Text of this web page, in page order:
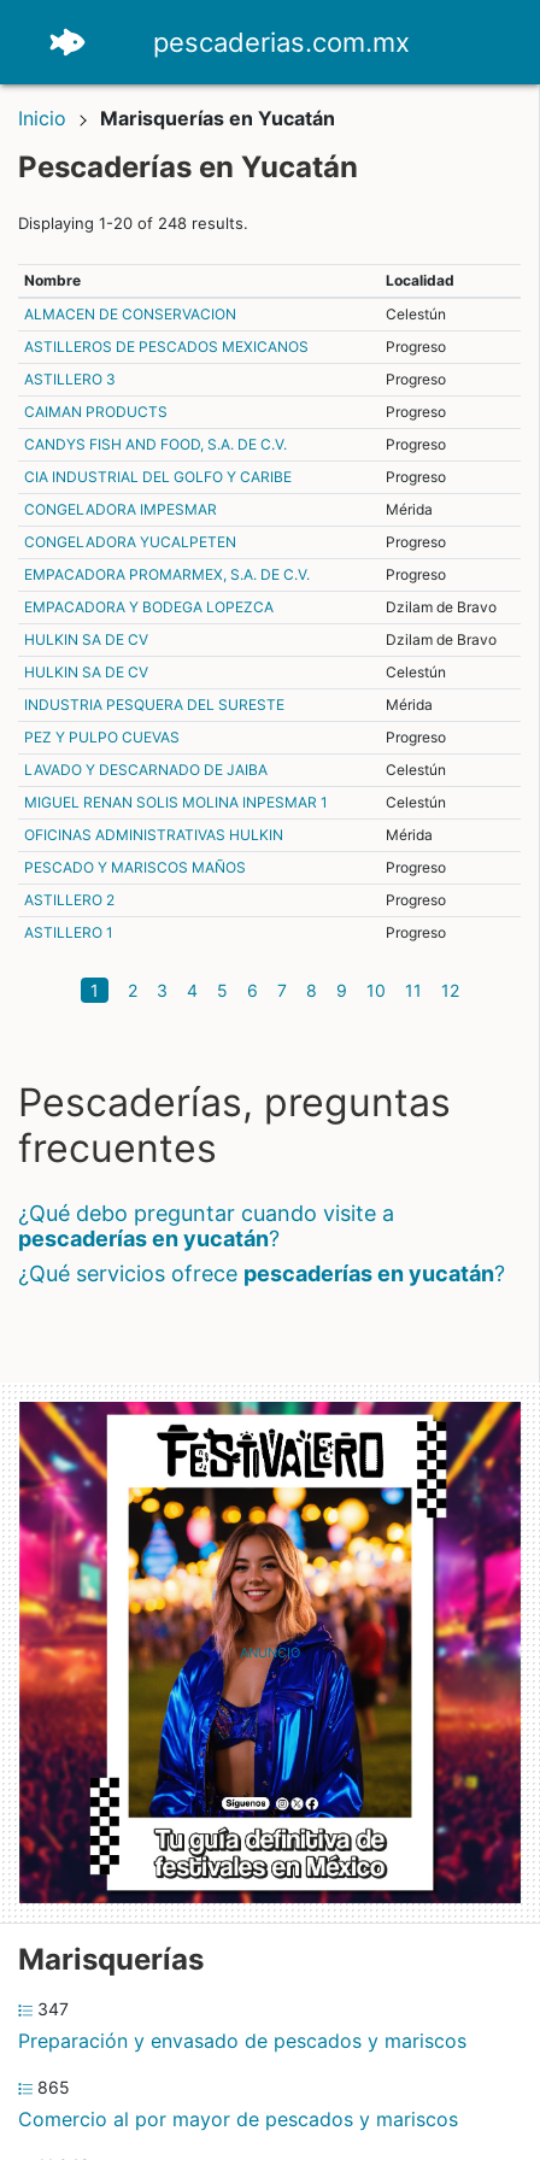
pescaderias.com.mx
Inicio Marisquerías en Yucatán
Pescaderías en Yucatán
Displaying 1-20 of 248 results.
Nombre
Localidad
ALMACEN DE CONSERVACION
Celestún
ASTILLEROS DE PESCADOS MEXICANOS
Progreso
ASTILLERO 3
Progreso
CAIMAN PRODUCTS
Progreso
CANDYS FISH AND FOOD, S.A. DE C.V.
Progreso
CIA INDUSTRIAL DEL GOLFO Y CARIBE
Progreso
CONGELADORA IMPESMAR
Mérida
CONGELADORA YUCALPETEN
Progreso
EMPACADORA PROMARMEX, S.A. DE C.V.
Progreso
EMPACADORA Y BODEGA LOPEZCA
Dzilam de Bravo
HULKIN SA DE CV
Dzilam de Bravo
HULKIN SA DE CV
Celestún
INDUSTRIA PESQUERA DEL SURESTE
Mérida
PEZ Y PULPO CUEVAS
Progreso
LAVADO Y DESCARNADO DE JAIBA
Celestún
MIGUEL RENAN SOLIS MOLINA INPESMAR 1
Celestún
OFICINAS ADMINISTRATIVAS HULKIN
Mérida
PESCADO Y MARISCOS MAÑOS
Progreso
ASTILLERO 2
Progreso
ASTILLERO 1
Progreso
1 (current)
2 3 4 5 6 7 8 9 10 11 12
Pescaderías, preguntas
frecuentes
¿qué debo preguntar cuando visite a
pescaderías en yucatán?
¿qué servicios ofrece pescaderías en yucatán?
Marisquerías
347
Preparación y envasado de pescados y mariscos
865
Comercio al por mayor de pescados y mariscos